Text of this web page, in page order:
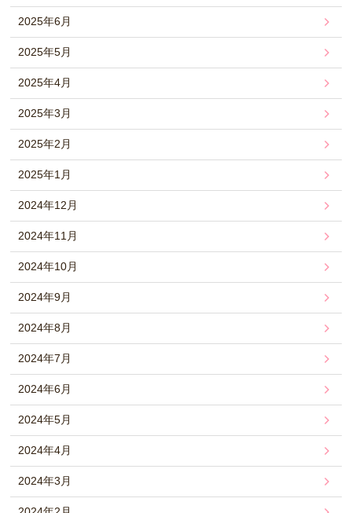
2025年6月
2025年5月
2025年4月
2025年3月
2025年2月
2025年1月
2024年12月
2024年11月
2024年10月
2024年9月
2024年8月
2024年7月
2024年6月
2024年5月
2024年4月
2024年3月